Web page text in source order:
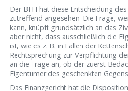
Der BFH hat diese Entscheidung
zutreffend angesehen. Die Frage,
kann, knüpft grundsätzlich an das
aber nicht, dass ausschließlich die
ist, wie es z. B. in Fällen der
Rechtsprechung zur Verpflichtung
an die Frage an, ob der zuerst
Eigentümer des geschenkten
Das Finanzgericht hat die